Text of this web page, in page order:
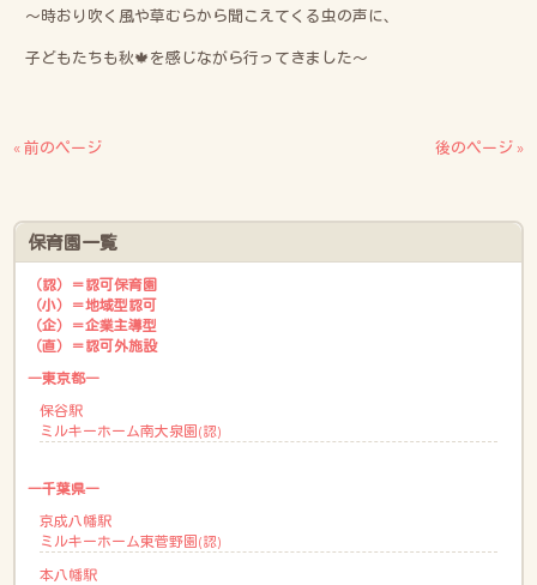
～時おり吹く風や草むらから聞こえてくる虫の声に、
子どもたちも秋🍁を感じながら行ってきました～
« 前のページ 後のページ »
保育園一覧
（認）＝認可保育園
（小）＝地域型認可
（企）＝企業主導型
（直）＝認可外施設
―東京都―
保谷駅
ミルキーホーム南大泉園(認)
―千葉県―
京成八幡駅
ミルキーホーム東菅野園(認)
本八幡駅